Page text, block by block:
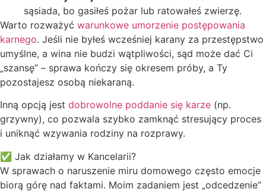
sąsiada, bo gasiłeś pożar lub ratowałeś zwierzę.
Warto rozważyć warunkowe umorzenie postępowania
karnego. Jeśli nie byłeś wcześniej karany za przestępstwo
umyślne, a wina nie budzi wątpliwości, sąd może dać Ci
„szansę” – sprawa kończy się okresem próby, a Ty
pozostajesz osobą niekaraną.
Inną opcją jest dobrowolne poddanie się karze (np.
grzywny), co pozwala szybko zamknąć stresujący proces
i uniknąć wzywania rodziny na rozprawy.
✅ Jak działamy w Kancelarii?
W sprawach o naruszenie miru domowego często emocje
biorą górę nad faktami. Moim zadaniem jest „odcedzenie”